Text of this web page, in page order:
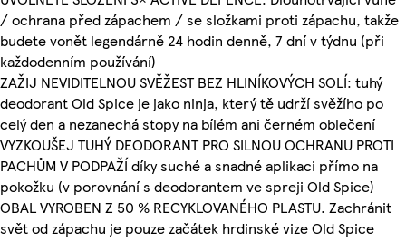
/ ochrana před zápachem / se složkami proti zápachu, takže
budete vonět legendárně 24 hodin denně, 7 dní v týdnu (při
každodenním používání)
ZAŽIJ NEVIDITELNOU SVĚŽEST BEZ HLINÍKOVÝCH SOLÍ: tuhý
deodorant Old Spice je jako ninja, který tě udrží svěžího po
celý den a nezanechá stopy na bílém ani černém oblečení
VYZKOUŠEJ TUHÝ DEODORANT PRO SILNOU OCHRANU PROTI
PACHŮM V PODPAŽÍ díky suché a snadné aplikaci přímo na
pokožku (v porovnání s deodorantem ve spreji Old Spice)
OBAL VYROBEN Z 50 % RECYKLOVANÉHO PLASTU. Zachránit
svět od zápachu je pouze začátek hrdinské vize Old Spice